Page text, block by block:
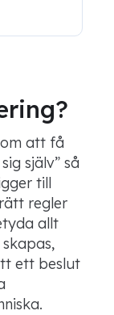
att få
själv” så
till
regler
allt
ett beslut